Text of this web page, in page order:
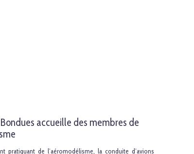
accueille des membres de
pratiquant de l’aéromodélisme, la conduite d’avions